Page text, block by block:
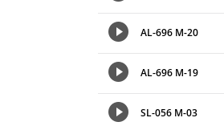
AL-696 M-20
AL-696 M-19
SL-056 M-03